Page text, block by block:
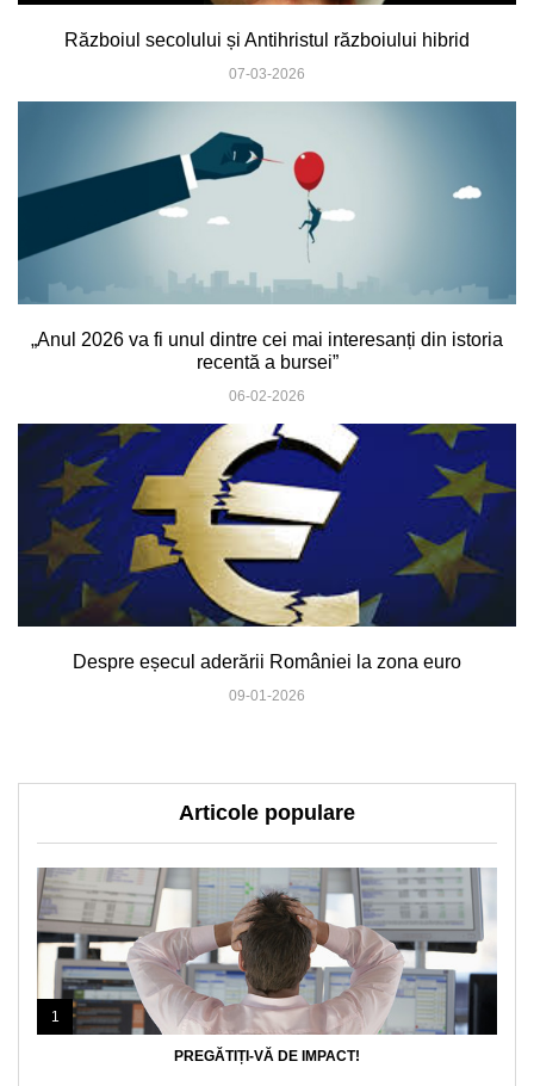
Războiul secolului și Antihristul războiului hibrid
07-03-2026
„Anul 2026 va fi unul dintre cei mai interesanți din istoria
recentă a bursei”
06-02-2026
Despre eșecul aderării României la zona euro
09-01-2026
Articole populare
1
PREGĂTIȚI-VĂ DE IMPACT!